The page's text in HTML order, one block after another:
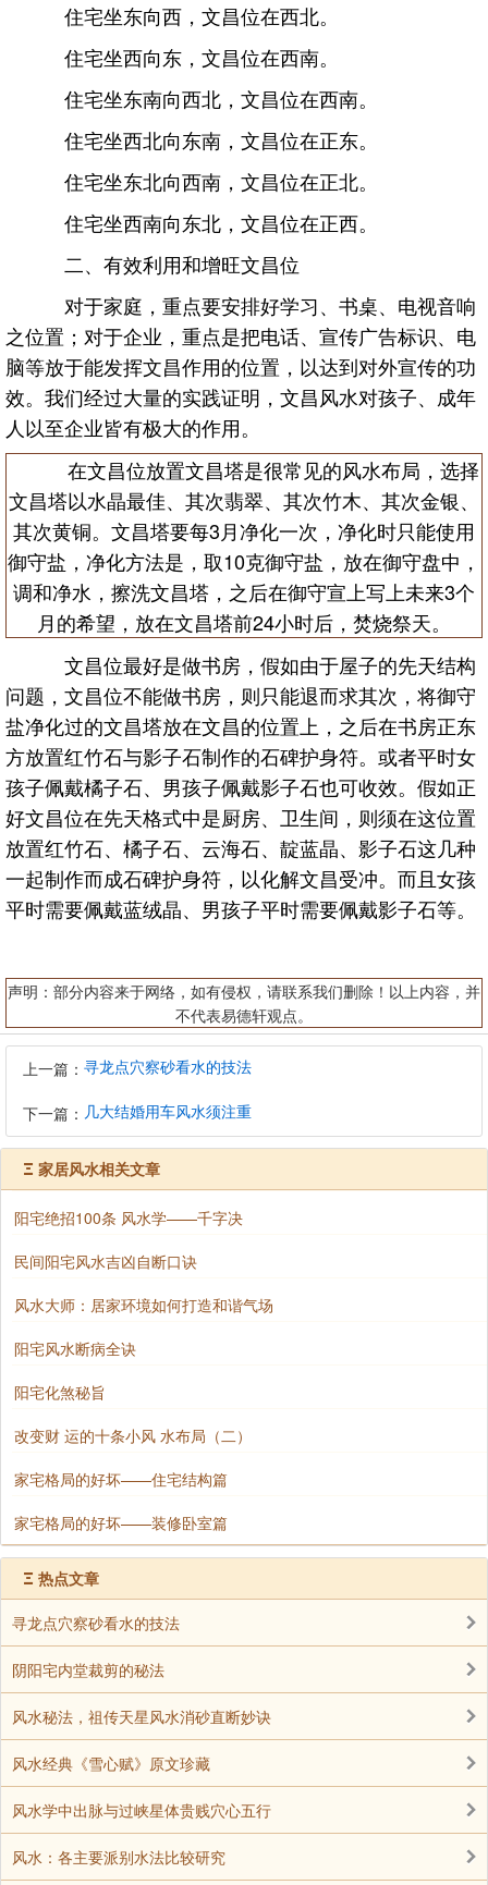
住宅坐东向西，文昌位在西北。
住宅坐西向东，文昌位在西南。
住宅坐东南向西北，文昌位在西南。
住宅坐西北向东南，文昌位在正东。
住宅坐东北向西南，文昌位在正北。
住宅坐西南向东北，文昌位在正西。
二、有效利用和增旺文昌位
对于家庭，重点要安排好学习、书桌、电视音响
之位置；对于企业，重点是把电话、宣传广告标识、电
脑等放于能发挥文昌作用的位置，以达到对外宣传的功
效。我们经过大量的实践证明，文昌风水对孩子、成年
人以至企业皆有极大的作用。
在文昌位放置文昌塔是很常见的风水布局，选择
文昌塔以水晶最佳、其次翡翠、其次竹木、其次金银、
其次黄铜。文昌塔要每3月净化一次，净化时只能使用
御守盐，净化方法是，取10克御守盐，放在御守盘中，
调和净水，擦洗文昌塔，之后在御守宣上写上未来3个
月的希望，放在文昌塔前24小时后，焚烧祭天。
文昌位最好是做书房，假如由于屋子的先天结构
问题，文昌位不能做书房，则只能退而求其次，将御守
盐净化过的文昌塔放在文昌的位置上，之后在书房正东
方放置红竹石与影子石制作的石碑护身符。或者平时女
孩子佩戴橘子石、男孩子佩戴影子石也可收效。假如正
好文昌位在先天格式中是厨房、卫生间，则须在这位置
放置红竹石、橘子石、云海石、靛蓝晶、影子石这几种
一起制作而成石碑护身符，以化解文昌受冲。而且女孩
平时需要佩戴蓝绒晶、男孩子平时需要佩戴影子石等。
声明：部分内容来于网络，如有侵权，请联系我们删除！以上内容，并
不代表易德轩观点。
上一篇： 寻龙点穴察砂看水的技法
下一篇： 几大结婚用车风水须注重
Ξ 家居风水相关文章
阳宅绝招100条 风水学——千字决
民间阳宅风水吉凶自断口诀
风水大师：居家环境如何打造和谐气场
阳宅风水断病全诀
阳宅化煞秘旨
改变财 运的十条小风 水布局（二）
家宅格局的好坏——住宅结构篇
家宅格局的好坏——装修卧室篇
Ξ 热点文章
寻龙点穴察砂看水的技法
阴阳宅内堂裁剪的秘法
风水秘法，祖传天星风水消砂直断妙诀
风水经典《雪心赋》原文珍藏
风水学中出脉与过峡星体贵贱穴心五行
风水：各主要派别水法比较研究